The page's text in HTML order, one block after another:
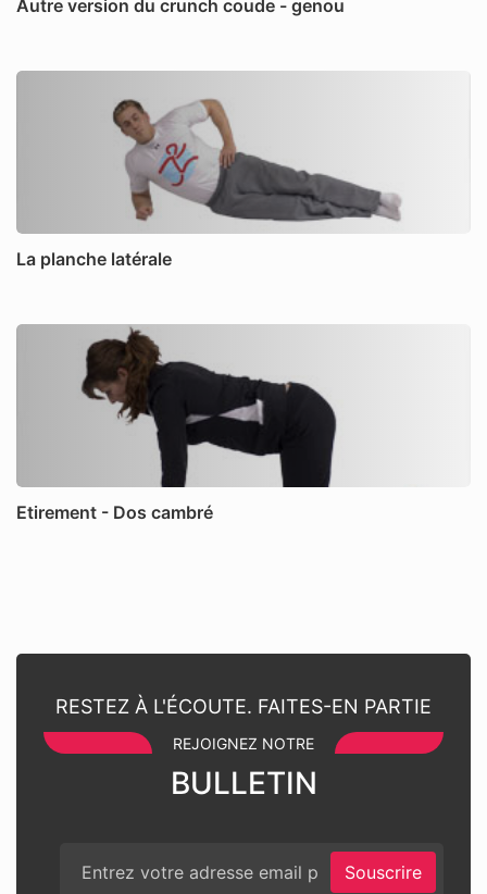
Autre version du crunch coude - genou
La planche latérale
Etirement - Dos cambré
RESTEZ À L'ÉCOUTE. FAITES-EN PARTIE
REJOIGNEZ NOTRE
BULLETIN
Souscrire